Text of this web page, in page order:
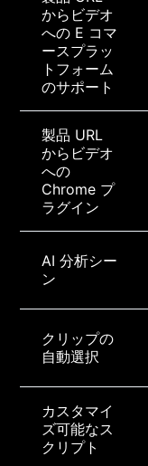
からビデオ
への E コマ
ースプラッ
トフォーム
のサポート
製品 URL
からビデオ
への
Chrome プ
ラグイン
AI 分析シー
ン
クリップの
自動選択
カスタマイ
ズ可能なス
クリプト